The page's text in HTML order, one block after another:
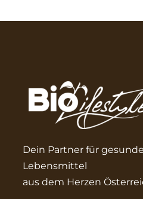
Dein Partner für
Lebensmittel
aus dem Herzen